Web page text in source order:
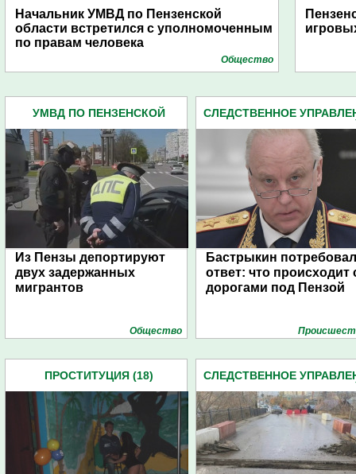
Начальник УМВД по Пензенской
области встретился с уполномоченным
по правам человека
Общество
УМВД ПО ПЕНЗЕНСКОЙ
Из Пензы депортируют
двух задержанных
мигрантов
Общество
СЛЕДСТВЕННОЕ
СЛЕДКОМА
ОБЛАСТИ (2162)
Бастрыкин потребовал
ответ: что происходит
дорогами под Пензой
ПРОСТИТУЦИЯ (18)
СЛЕДСТВЕННОЕ
СЛЕДКОМА
ОБЛАСТИ (2162)